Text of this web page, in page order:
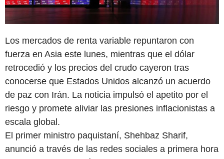
Los mercados de renta variable repuntaron con
fuerza en Asia este lunes, mientras que el dólar
retrocedió y los precios del crudo cayeron tras
conocerse que Estados Unidos alcanzó un acuerdo
de paz con Irán. La noticia impulsó el apetito por el
riesgo y promete aliviar las presiones inflacionistas a
escala global.
El primer ministro paquistaní, Shehbaz Sharif,
anunció a través de las redes sociales a primera hora